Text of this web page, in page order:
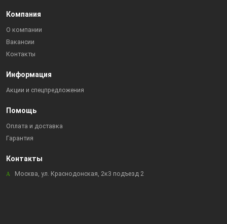
Компания
О компании
Вакансии
Контакты
Информация
Акции и спецпредложения
Помощь
Оплата и доставка
Гарантия
Контакты
Москва, ул. Краснодонская, 2к3 подъезд 2